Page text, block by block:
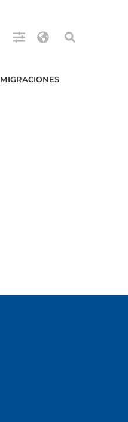
MIGRACIONES